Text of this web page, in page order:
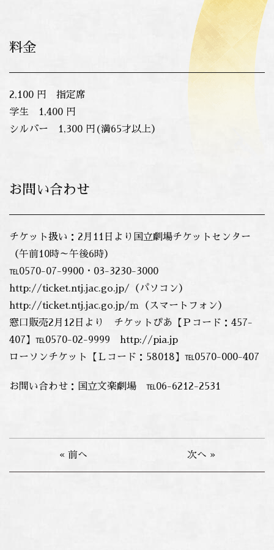
料金
2,100 円 指定席
学生 1,400 円
シルバー 1,300 円(満65才以上）
お問い合わせ
チケット扱い：2月11日より国立劇場チケットセンター
（午前10時～午後6時）
℡0570-07-9900・03-3230-3000
http://ticket.ntj.jac.go.jp/（パソコン）
http://ticket.ntj.jac.go.jp/ｍ（スマートフォン）
窓口販売2月12日より チケットぴあ【Ｐコード：457-
407】℡0570-02-9999 http://pia.jp
ローソンチケット【Ｌコード：58018】℡0570-000-407
お問い合わせ：国立文楽劇場 ℡06-6212-2531
« 前へ 次へ »